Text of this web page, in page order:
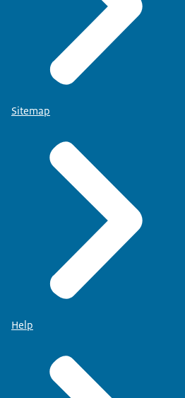
Sitemap
Help